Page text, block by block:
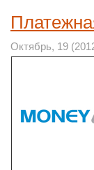
Октябрь, 19